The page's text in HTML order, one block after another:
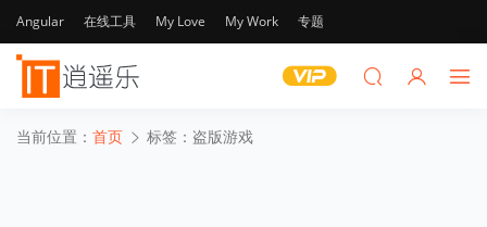
Angular 在线工具 My Love My Work 专题
当前位置： 首页 标签：盗版游戏